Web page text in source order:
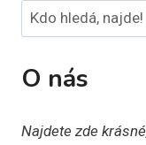
Hledat
O nás
Najdete zde